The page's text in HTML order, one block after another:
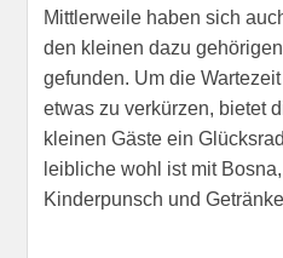
Mittlerweile haben sich
den kleinen dazu
gefunden. Um die
etwas zu verkürzen, bietet
kleinen Gäste ein
leibliche wohl ist mit
Kinderpunsch und